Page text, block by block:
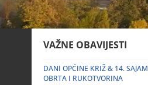
VAŽNE OBAVIJESTI
DANI OPĆINE KRIŽ & 14. SAJAM
OBRTA I RUKOTVORINA